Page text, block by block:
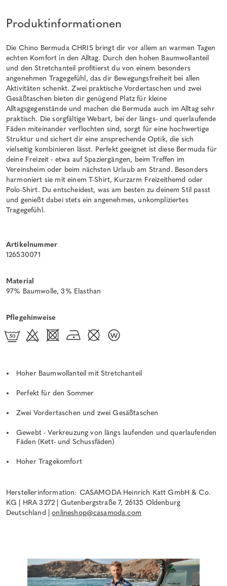
Produktinformationen
Die Chino Bermuda CHRIS bringt dir vor allem an warmen Tagen
echten Komfort in den Alltag. Durch den hohen Baumwollanteil
und den Stretchanteil profitierst du von einem besonders
angenehmen Tragegefühl, das dir Bewegungsfreiheit bei allen
Aktivitäten schenkt. Zwei praktische Vordertaschen und zwei
Gesäßtaschen bieten dir genügend Platz für kleine
Alltagsgegenstände und machen die Bermuda auch im Alltag sehr
praktisch. Die sorgfältige Webart, bei der längs- und querlaufende
Fäden miteinander verflochten sind, sorgt für eine hochwertige
Struktur und sichert dir eine ansprechende Optik, die sich
vielseitig kombinieren lässt. Perfekt geeignet ist diese Bermuda für
deine Freizeit - etwa auf Spaziergängen, beim Treffen im
Vereinsheim oder beim nächsten Urlaub am Strand. Besonders
harmoniert sie mit einem T-Shirt, Kurzarm Freizeithemd oder
Polo-Shirt. Du entscheidest, was am besten zu deinem Stil passt
und genießt dabei stets ein angenehmes, unkompliziertes
Tragegefühl.
Artikelnummer
126530071
Material
97% Baumwolle, 3% Elasthan
Pflegehinweise
Hoher Baumwollanteil mit Stretchanteil
Perfekt für den Sommer
Zwei Vordertaschen und zwei Gesäßtaschen
Gewebt - Verkreuzung von längs laufenden und querlaufenden
Fäden (Kett- und Schussfäden)
Hoher Tragekomfort
Herstellerinformation: CASAMODA Heinrich Katt GmbH & Co.
KG | HRA 3272 | Gutenbergstraße 7, 26135 Oldenburg
Deutschland |onlineshop@casamoda.com